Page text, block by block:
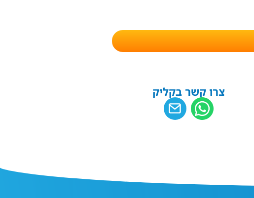
צרו קשר בקליק